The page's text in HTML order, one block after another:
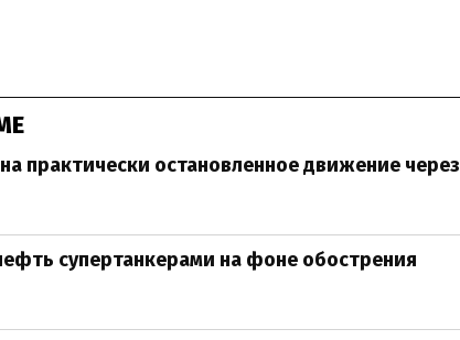
практически остановленное движение через
супертанкерами на фоне обострения